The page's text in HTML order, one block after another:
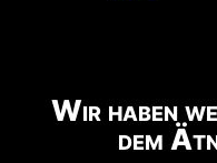
Wir haben
dem